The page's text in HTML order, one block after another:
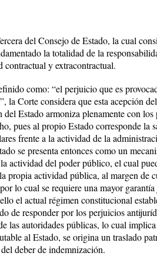
del Consejo de Estado, la cual
la totalidad de la
contractual y extracontractual.
como: “el perjuicio que es
la Corte considera que esta acepción
del Estado armoniza plenamente con
pues al propio Estado corresponde la
frente a la actividad de la
se presenta entonces como un
actividad del poder público, el cual
propia actividad pública, al margen de
lo cual se requiere una mayor
el actual régimen constitucional
de responder por los perjuicios
las autoridades públicas, lo cual
al Estado, se origina un traslado
deber de indemnización.